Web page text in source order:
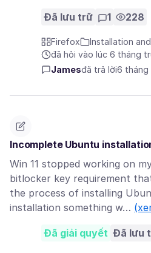
Đã lưu trữ 1 228
Firefox
Installation
đã hỏi vào lúc 6 tháng
Jamesđã trả lời6 tháng
Incomplete Ubuntu
Win 11 stopped working on
bitlocker key requirement
the process of installing
installation something w…
Đã giải quyết Đã lưu